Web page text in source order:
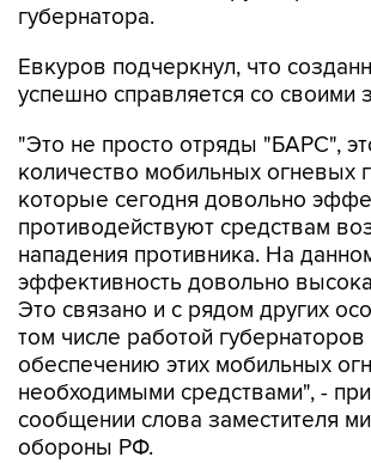
губернатора.
Евкуров подчеркнул, что
успешно справляется со своими
"Это не просто отряды "БАРС",
количество мобильных огневых
которые сегодня довольно
противодействуют средствам
нападения противника. На
эффективность довольно
Это связано и с рядом других
том числе работой губернаторов
обеспечению этих мобильных
необходимыми средствами", -
сообщении слова заместителя
обороны РФ.